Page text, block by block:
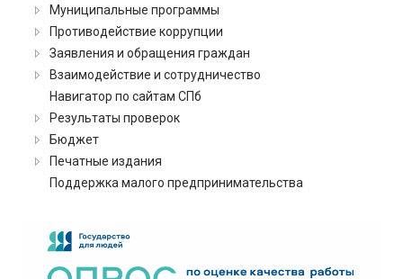
Муниципальные программы
Противодействие коррупции
Заявления и обращения граждан
Взаимодействие и сотрудничество
Навигатор по сайтам СПб
Результаты проверок
Бюджет
Печатные издания
Поддержка малого предпринимательства